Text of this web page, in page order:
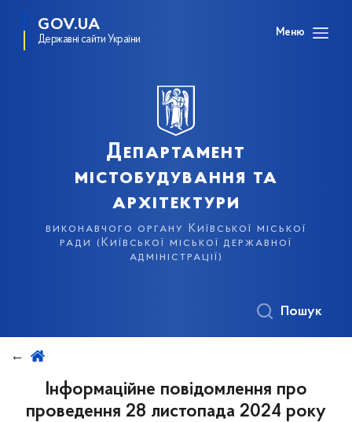
GOV.UA
Державні сайти України
Меню
Департамент
містобудування та
архітектури
виконавчого органу Київської міської
ради (Київської міської державної
адміністрації)
Пошук
Інформаційне повідомлення про
проведення 28 листопада 2024 року